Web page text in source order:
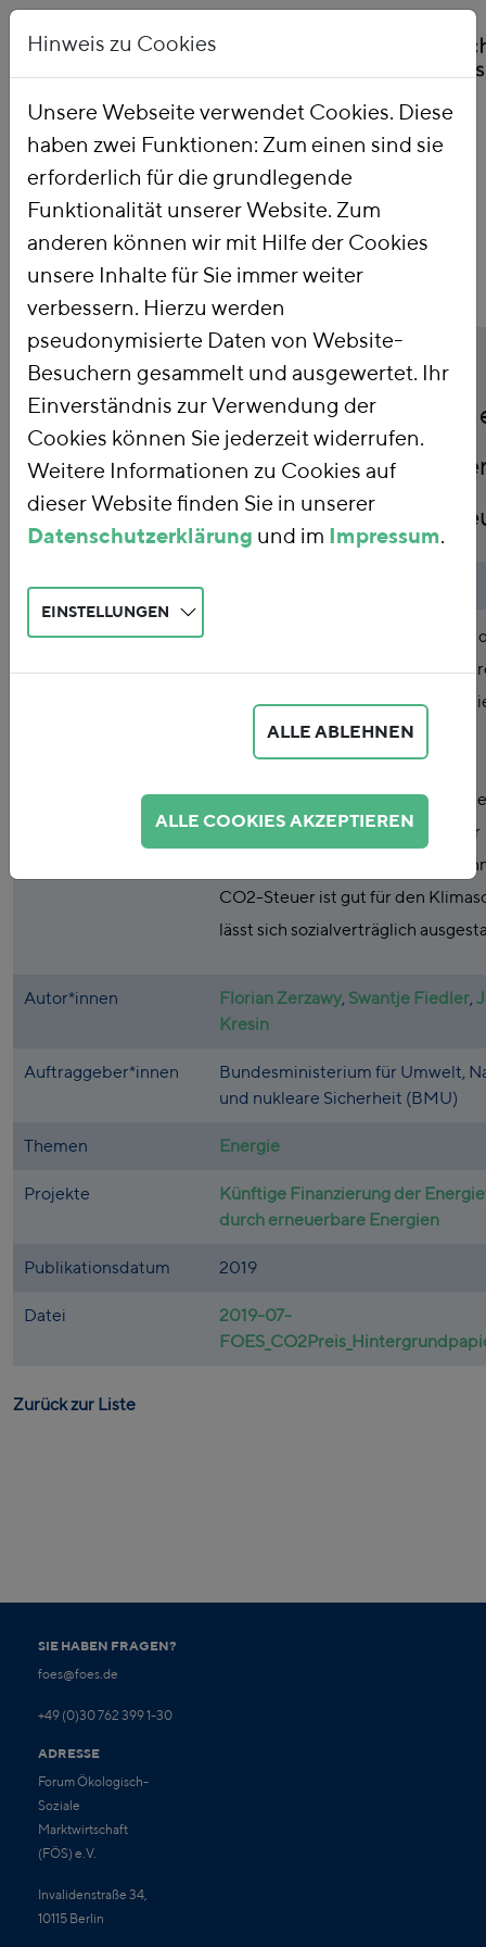
Startseite Publikationen
Titel
Lenkungs- und
Verteilungswirkungen
Reform der
Publikationsart
Abstract
Das FÖS hat im Auftrag des BMU
Einführung eines CO2-Preises
der Energiesteuern untersucht.
wichtigsten Ergebnisse zu den
Verteilungswirkungen und
Klimaschutzeffekten
sind in diesem Hintergrundpapier
zusammengefasst. Zentrale
CO2-Steuer ist gut für den
lässt sich sozialverträglich
Autor*innen Florian Zerzawy, Swantje Fiedler,
Kresin
Auftraggeber*innen
Bundesministerium für Umwelt,
und nukleare Sicherheit (BMU)
Themen Energie
Projekte
Künftige Finanzierung der
durch erneuerbare Energien
Publikationsdatum 2019
Datei
2019-07-
Zurück zur Liste
SIE HABEN FRAGEN?
foes@foes.de
+49 (0)30 762 399 1-30
ADRESSE
Forum Ökologisch-
Soziale
Marktwirtschaft
(FÖS) e.V.
Invalidenstraße 34,
10115 Berlin
Hinweis zu Cookies
Unsere Webseite verwendet Cookies. Diese
haben zwei Funktionen: Zum einen sind sie
erforderlich für die grundlegende
Funktionalität unserer Website. Zum
anderen können wir mit Hilfe der Cookies
unsere Inhalte für Sie immer weiter
verbessern. Hierzu werden
pseudonymisierte Daten von Website-
Besuchern gesammelt und ausgewertet. Ihr
Einverständnis zur Verwendung der
Cookies können Sie jederzeit widerrufen.
Weitere Informationen zu Cookies auf
dieser Website finden Sie in unserer
Datenschutzerklärung und im Impressum.
EINSTELLUNGEN
ALLE ABLEHNEN
ALLE COOKIES AKZEPTIEREN